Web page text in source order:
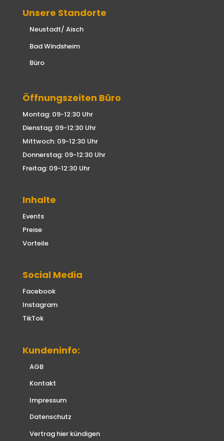
Unsere Standorte
Neustadt/ Aisch
Bad Windsheim
Büro
Öffnungszeiten Büro
Montag: 09-12:30 Uhr
Dienstag: 09-12:30 Uhr
Mittwoch: 09-12:30 Uhr
Donnerstag: 09-12:30 Uhr
Freitag: 09-12:30 Uhr
Inhalte
Events
Preise
Vorteile
Social Media
Facebook
Instagram
TikTok
Kundeninfo:
AGB
Kontakt
Impressum
Datenschutz
Vertrag hier kündigen